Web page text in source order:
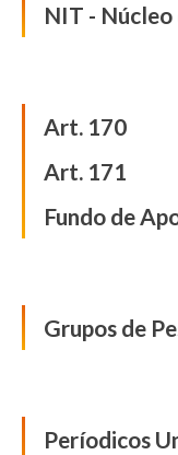
NIT - Núcleo
Art. 170
Art. 171
Fundo de
Grupos de
Períodicos